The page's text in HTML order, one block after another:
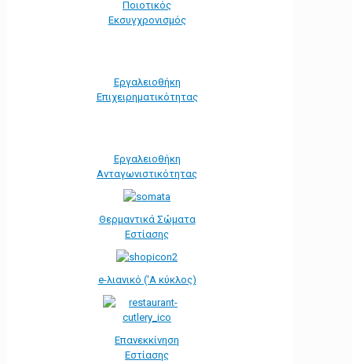
Ποιοτικός
Εκσυγχρονισμός
Εργαλειοθήκη
Eπιχειρηματικότητας
Εργαλειοθήκη
Ανταγωνιστικότητας
Θερμαντικά Σώματα
Εστίασης
e-λιανικό ('Α κύκλος)
Επανεκκίνηση
Εστίασης